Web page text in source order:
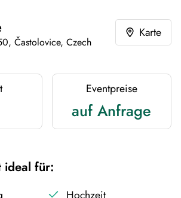
Častolovice, Czech
Karte
Eventpreise
auf Anfrage
ideal für: